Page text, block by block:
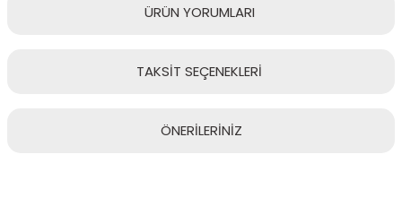
ÜRÜN YORUMLARI
TAKSİT SEÇENEKLERİ
ÖNERİLERİNİZ